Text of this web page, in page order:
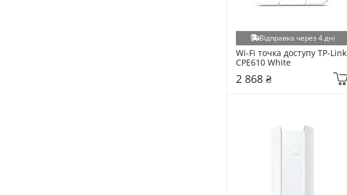
Відправка через 4 дні
Wi-Fi точка доступу TP-Link
CPE610 White
2 868 ₴